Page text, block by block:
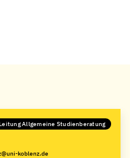
Allgemeine Studienberatung
koblenz.de